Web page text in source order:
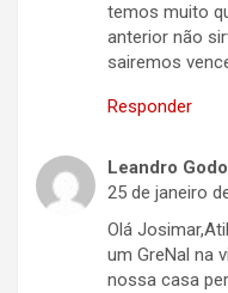
temos muito
anterior não
sairemos
Responder
Leandro
25 de janeiro
Olá
um GreNal na
nossa casa